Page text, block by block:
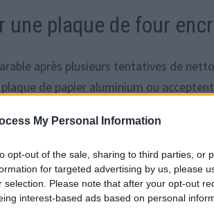
My Personal Information
opt-out of the sale, sharing to third parties, or
for targeted advertising by us, please
selection. Please note that after your opt-out
interest-based ads based on personal
plaque de four
après plusieurs tentatives de
de papier aluminium ou
pour la rendre propre sans frotter
aux graisses brûlées
gras sec. Lorsqu’elles sont chauffées